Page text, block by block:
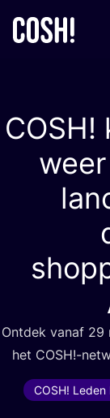
COSH!
Ont­dek van­af 29
het COSH!-
COSH!